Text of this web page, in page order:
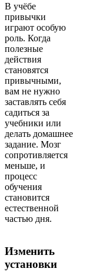
В учёбе
привычки
играют особую
роль. Когда
полезные
действия
становятся
привычными,
вам не нужно
заставлять себя
садиться за
учебники или
делать домашнее
задание. Мозг
сопротивляется
меньше, и
процесс
обучения
становится
естественной
частью дня.
Изменить
установки